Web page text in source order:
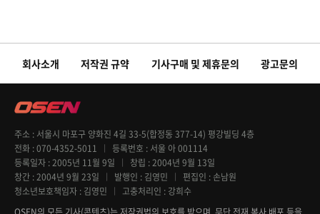
회사소개 저작권 규약 기사구매 및 제휴문의 광고문의
주소
서울시 마포구 양화진 4길 33-5(합정동 377-14) 평강빌딩 4층
전화 070-4352-5011 등록번호
서울 아 001114
등록일자 2005년 11월 9일 창립 2004년 9월 13일
창간 2004년 9월 23일 발행인 김영민 편집인
손남원
청소년보호책임자 김영민 고충처리인
강희수